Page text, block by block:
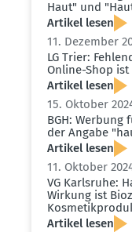
Haut" und
Artikel lesen
11. Dezember
LG Trier:
Online-Shop
Artikel lesen
15. Oktober
BGH:
der Angabe
Artikel lesen
11. Oktober
VG Karlsruhe:
Wirkung ist
Artikel lesen